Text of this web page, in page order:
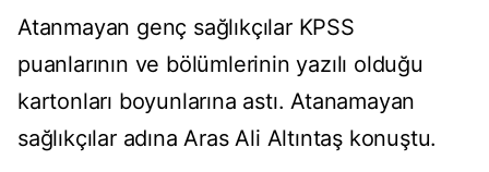
Atanmayan genç sağlıkçılar KPSS
puanlarının ve bölümlerinin yazılı olduğu
kartonları boyunlarına astı. Atanamayan
sağlıkçılar adına Aras Ali Altıntaş konuştu.